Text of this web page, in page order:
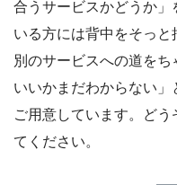
合うサービスかどうか」
いる方には背中をそっと
別のサービスへの道を
いいかまだわからない
ご用意しています。ど
てください。